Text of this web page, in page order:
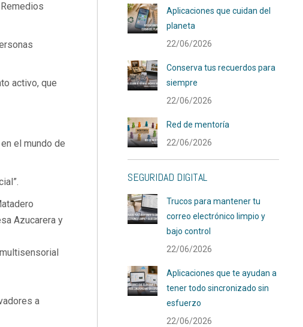
activo, que
el mundo de
Azucarera y
a
Aplicaciones que cuidan del
planeta
22/06/2026
Conserva tus recuerdos para
siempre
22/06/2026
Red de mentoría
22/06/2026
SEGURIDAD DIGITAL
Trucos para mantener tu
correo electrónico limpio y
bajo control
22/06/2026
Aplicaciones que te ayudan a
tener todo sincronizado sin
esfuerzo
22/06/2026